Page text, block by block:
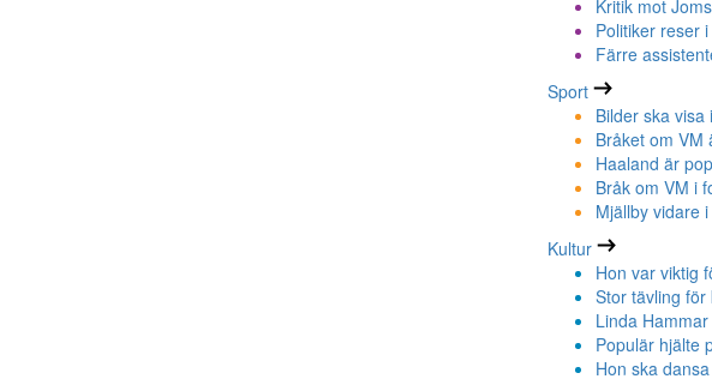
Kritik mot
Politiker reser
Färre
Sport
Bilder ska visa
Bråket om VM
Haaland är
Bråk om VM i
Mjällby vidare
Kultur
Hon var viktig
Stor tävling för
Linda
Populär hjälte
Hon ska